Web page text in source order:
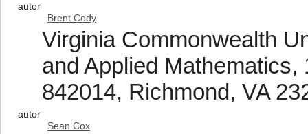
autor
Brent Cody
Virginia Commonwealth
and Applied
842014, Richmond, VA
autor
Sean Cox